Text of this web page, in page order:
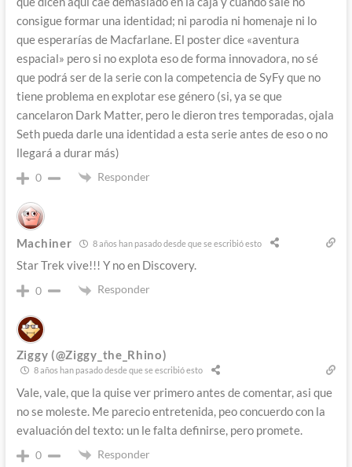
consigue formar una identidad; ni parodia ni homenaje ni lo
que esperarías de Macfarlane. El poster dice «aventura
espacial» pero si no explota eso de forma innovadora, no sé
que podrá ser de la serie con la competencia de SyFy que no
tiene problema en explotar ese género (si, ya se que
cancelaron Dark Matter, pero le dieron tres temporadas, ojala
Seth pueda darle una identidad a esta serie antes de eso o no
llegará a durar más)
0 Responder
Machiner 8 años han pasado desde que se escribió esto
Star Trek vive!!! Y no en Discovery.
0 Responder
Ziggy (@Ziggy_the_Rhino)
8 años han pasado desde que se escribió esto
Vale, vale, que la quise ver primero antes de comentar, asi que
no se moleste. Me parecio entretenida, peo concuerdo con la
evaluación del texto: un le falta definirse, pero promete.
0 Responder